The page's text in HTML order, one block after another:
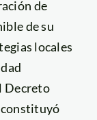
de
de su
locales
Decreto
constituyó